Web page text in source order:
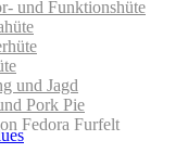
und Funktionshüte
und Jagd
Pork Pie